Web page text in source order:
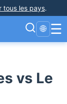
tous les pays.
🌐 ☰
vs Le